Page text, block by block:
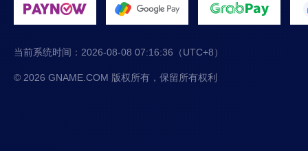
当前系统时间： 2026-08-08 07:16:37 （UTC+8）
© 2026 GNAME.COM 版权所有，保留所有权利